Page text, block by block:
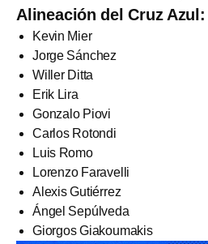
Alineación del Cruz Azul:
Kevin Mier
Jorge Sánchez
Willer Ditta
Erik Lira
Gonzalo Piovi
Carlos Rotondi
Luis Romo
Lorenzo Faravelli
Alexis Gutiérrez
Ángel Sepúlveda
Giorgos Giakoumakis